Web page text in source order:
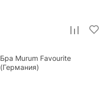
Бра Murum Favourite
(Германия)